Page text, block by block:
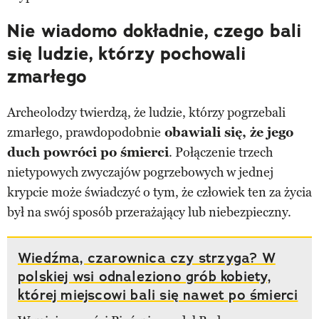
Nie wiadomo dokładnie, czego bali
się ludzie, którzy pochowali
zmarłego
Archeolodzy twierdzą, że ludzie, którzy pogrzebali
zmarłego, prawdopodobnie obawiali się, że jego
duch powróci po śmierci. Połączenie trzech
nietypowych zwyczajów pogrzebowych w jednej
krypcie może świadczyć o tym, że człowiek ten za życia
był na swój sposób przerażający lub niebezpieczny.
Wiedźma, czarownica czy strzyga? W
polskiej wsi odnaleziono grób kobiety,
której miejscowi bali się nawet po śmierci